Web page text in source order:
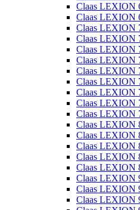
Claas LEXION
Claas LEXION
Claas LEXION
Claas LEXION
Claas LEXION
Claas LEXION
Claas LEXION
Claas LEXION
Claas LEXION
Claas LEXION
Claas LEXION
Claas LEXION
Claas LEXION
Claas LEXION
Claas LEXION
Claas LEXION
Claas LEXION
Claas LEXION
Claas LEXION